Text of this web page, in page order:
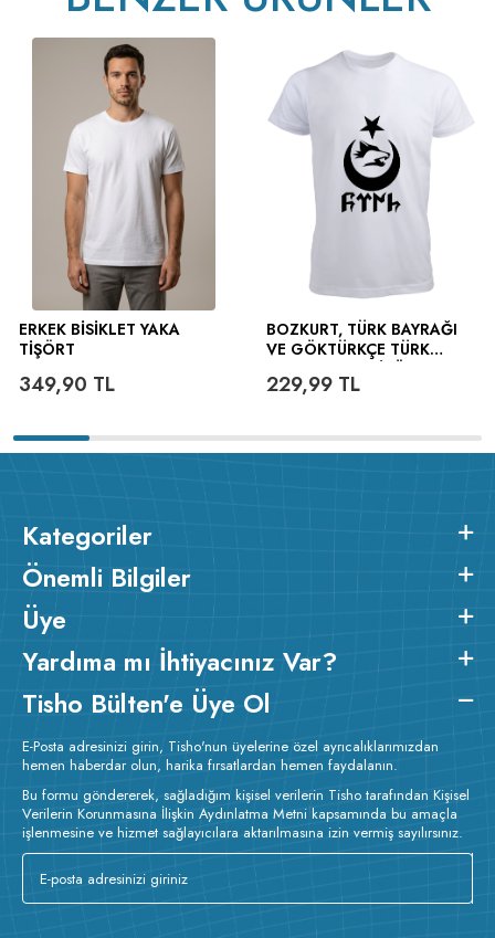
v233.25
ERKEK BISIKLET YAKA
TIŞÖRT
349,90 TL
BOZKURT, TÜRK BAYRAĞI
VE GÖKTÜRKÇE TÜRK
229,99TL
Kategoriler
Önemli Bilgiler
Üye
Yardıma mı İhtiyacınız Var?
Tisho Bülten'e Üye Ol
E-Posta adresinizi girin, Tisho'nun üyelerine özel ayrıcalıklarımızdan
hemen haberdar olun, harika fırsatlardan hemen faydalanın.
Bu formu göndererek, sağladığım kişisel verilerin Tisho tarafından Kişisel
Verilerin Korunmasına İlişkin Aydınlatma Metni kapsamında bu amaçla
işlenmesine ve hizmet sağlayıcılara aktarılmasına izin vermiş sayılırsınız.